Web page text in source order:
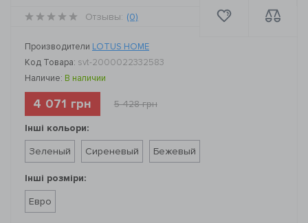
Отзывы: (0)
Производители LOTUS HOME
Код Товара: svt-2000022332583
Наличие: В наличии
4 071 грн 5 428 грн
Інші кольори:
Зеленый
Сиреневый Бежевый
Інші розміри:
Евро